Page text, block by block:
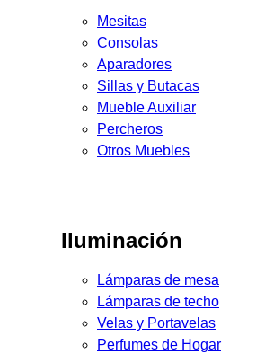
Mesitas
Consolas
Aparadores
Sillas y Butacas
Mueble Auxiliar
Percheros
Otros Muebles
Iluminación
Lámparas de mesa
Lámparas de techo
Velas y Portavelas
Perfumes de Hogar